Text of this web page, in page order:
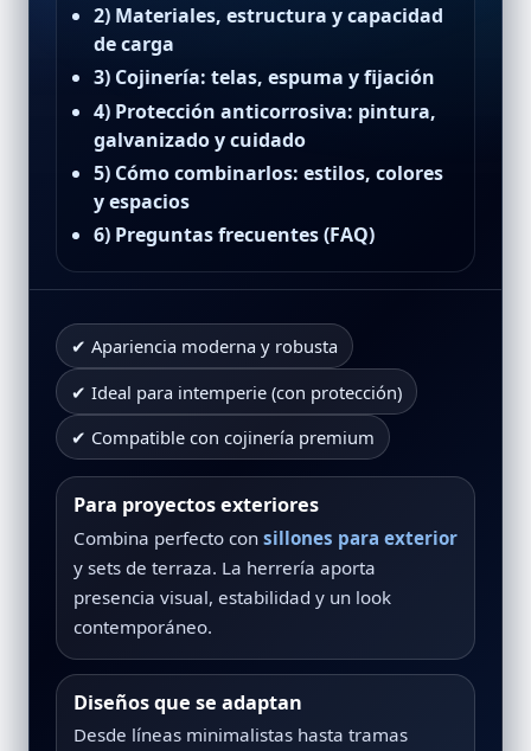
2) Materiales, estructura y capacidad
de carga
3) Cojinería: telas, espuma y fijación
4) Protección anticorrosiva: pintura,
galvanizado y cuidado
5) Cómo combinarlos: estilos, colores
y espacios
6) Preguntas frecuentes (FAQ)
✔ Apariencia moderna y robusta
✔ Ideal para intemperie (con protección)
✔ Compatible con cojinería premium
Para proyectos exteriores
Combina perfecto con sillones para exterior
y sets de terraza. La herrería aporta
presencia visual, estabilidad y un look
contemporáneo.
Diseños que se adaptan
Desde líneas minimalistas hasta tramas